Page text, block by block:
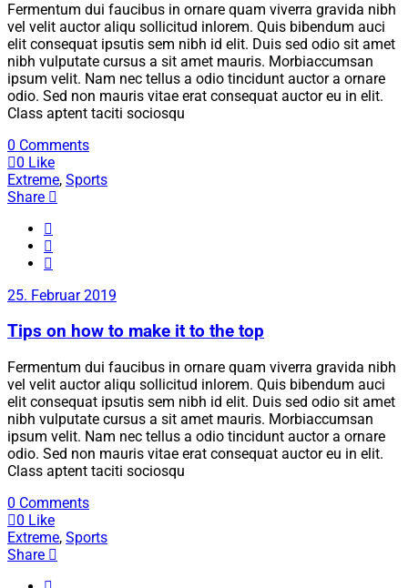
Fermentum dui faucibus in ornare quam viverra gravida nibh
vel velit auctor aliqu sollicitud inlorem. Quis bibendum auci
elit consequat ipsutis sem nibh id elit. Duis sed odio sit amet
nibh vulputate cursus a sit amet mauris. Morbiaccumsan
ipsum velit. Nam nec tellus a odio tincidunt auctor a ornare
odio. Sed non mauris vitae erat consequat auctor eu in elit.
Class aptent taciti sociosqu
0 Comments
0 Like
Extreme, Sports
Share
25. Februar 2019
Tips on how to make it to the top
Fermentum dui faucibus in ornare quam viverra gravida nibh
vel velit auctor aliqu sollicitud inlorem. Quis bibendum auci
elit consequat ipsutis sem nibh id elit. Duis sed odio sit amet
nibh vulputate cursus a sit amet mauris. Morbiaccumsan
ipsum velit. Nam nec tellus a odio tincidunt auctor a ornare
odio. Sed non mauris vitae erat consequat auctor eu in elit.
Class aptent taciti sociosqu
0 Comments
0 Like
Extreme, Sports
Share